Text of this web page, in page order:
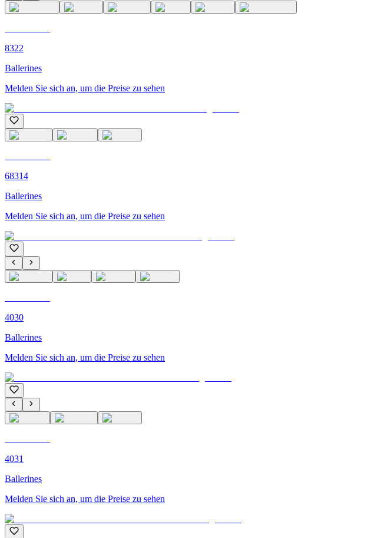
8322
Ballerines
Melden Sie sich an, um die Preise zu sehen
68314
Ballerines
Melden Sie sich an, um die Preise zu sehen
4030
Ballerines
Melden Sie sich an, um die Preise zu sehen
4031
Ballerines
Melden Sie sich an, um die Preise zu sehen